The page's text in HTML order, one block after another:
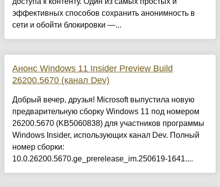
эффективных способов сохранить анонимность в
сети и обойти блокировки —...
Анонс Windows 11 Insider Preview Build
26200.5670 (канал Dev)
Добрый вечер, друзья! Microsoft выпустила новую
предварительную сборку Windows 11 под номером
26200.5670 (KB5060838) для участников программы
Windows Insider, использующих канал Dev. Полный
номер сборки:
10.0.26200.5670.ge_prerelease_im.250619-1641....